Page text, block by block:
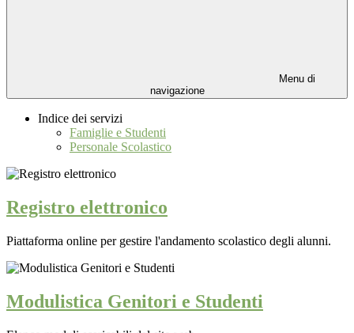
Menu di
navigazione
Indice dei servizi
Famiglie e Studenti
Personale Scolastico
Registro elettronico
Piattaforma online per gestire l'andamento scolastico degli alunni.
Modulistica Genitori e Studenti